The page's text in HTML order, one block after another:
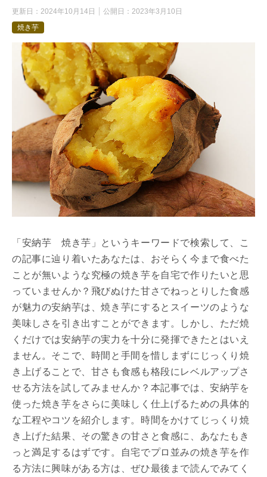
更新日： 2024年10月14日 公開日： 2023年3月10日
焼き芋
「安納芋 焼き芋」というキーワードで検索して、こ
の記事に辿り着いたあなたは、おそらく今まで食べた
ことが無いような究極の焼き芋を自宅で作りたいと思
っていませんか？飛びぬけた甘さでねっとりした食感
が魅力の安納芋は、焼き芋にするとスイーツのような
美味しさを引き出すことができます。しかし、ただ焼
くだけでは安納芋の実力を十分に発揮できたとはいえ
ません。そこで、時間と手間を惜しまずにじっくり焼
き上げることで、甘さも食感も格段にレベルアップさ
せる方法を試してみませんか？本記事では、安納芋を
使った焼き芋をさらに美味しく仕上げるための具体的
な工程やコツを紹介します。時間をかけてじっくり焼
き上げた結果、その驚きの甘さと食感に、あなたもき
っと満足するはずです。自宅でプロ並みの焼き芋を作
る方法に興味がある方は、ぜひ最後まで読んでみてく